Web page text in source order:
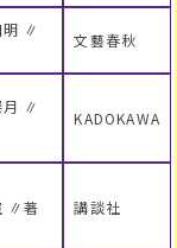
明 ∥
文藝春秋
月 ∥
KADOKAWA
∥著 講談社